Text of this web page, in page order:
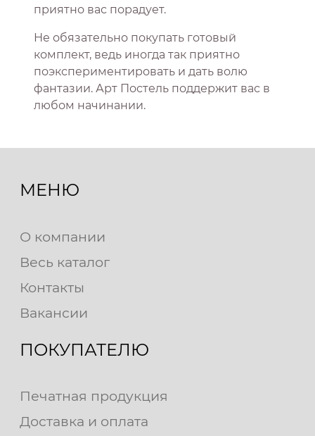
приятно вас порадует.
Не обязательно покупать готовый
комплект, ведь иногда так приятно
поэкспериментировать и дать волю
фантазии. Арт Постель поддержит вас в
любом начинании.
МЕНЮ
О компании
Весь каталог
Контакты
Вакансии
ПОКУПАТЕЛЮ
Печатная продукция
Доставка и оплата